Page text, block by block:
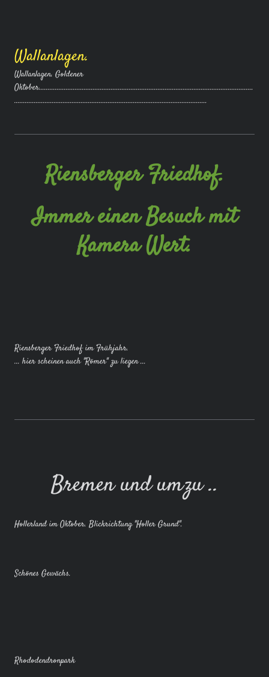
Wallanlagen.
Wallanlagen. Goldener
Oktober.......................................................................................................................
...........................................................................................................
Riensberger Friedhof.
Immer einen Besuch mit
Kamera Wert.
Riensberger Friedhof im Frühjahr.
... hier scheinen auch "Römer" zu liegen ...
Bremen und umzu ..
Hollerland im Oktober. Blickrichtung "Holler Grund".
Schönes Gewächs.
Rhododendronpark